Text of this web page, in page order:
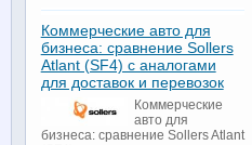
Коммерческие авто для
бизнеса: сравнение Sollers
Atlant (SF4) с аналогами
для доставок и перевозок
Коммерческие
авто для
бизнеса: сравнение Sollers Atlant